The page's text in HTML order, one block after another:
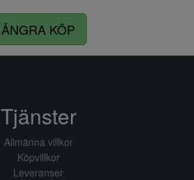
ÅNGRA KÖP
Tjänster
Allmänna villkor
Köpvillkor
Leveranser